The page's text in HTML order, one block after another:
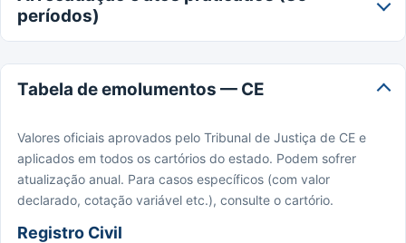
períodos)
Tabela de emolumentos — CE
Valores oficiais aprovados pelo Tribunal de Justiça de CE e
aplicados em todos os cartórios do estado. Podem sofrer
atualização anual. Para casos específicos (com valor
declarado, cotação variável etc.), consulte o cartório.
Registro Civil